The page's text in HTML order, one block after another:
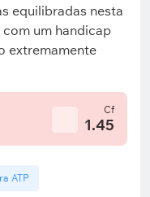
equilibradas nesta
um handicap
extremamente
Cf
1.45
ATP